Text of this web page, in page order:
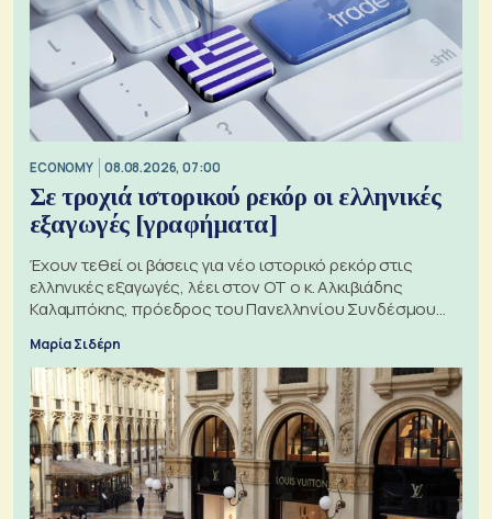
ECONOMY 08.08.2026, 07:00
Σε τροχιά ιστορικού ρεκόρ οι ελληνικές
εξαγωγές [γραφήματα]
Έχουν τεθεί οι βάσεις για νέο ιστορικό ρεκόρ στις
ελληνικές εξαγωγές, λέει στον ΟΤ ο κ. Αλκιβιάδης
Καλαμπόκης, πρόεδρος του Πανελληνίου Συνδέσμου
Μαρία Σιδέρη